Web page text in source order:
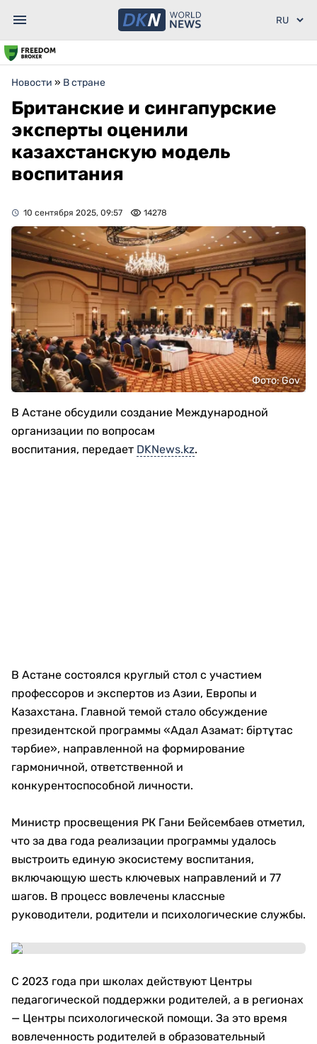
Новости » В стране
Британские и сингапурские
эксперты оценили
казахстанскую модель
воспитания
10 сентября 2025, 09:57 14278
Фото: Gov
В Астане обсудили создание Международной
организации по вопросам
воспитания, передает DKNews.kz.
В Астане состоялся круглый стол с участием
профессоров и экспертов из Азии, Европы и
Казахстана. Главной темой стало обсуждение
президентской программы «Адал Азамат: біртұтас
тәрбие», направленной на формирование
гармоничной, ответственной и
конкурентоспособной личности.
Министр просвещения РК Гани Бейсембаев отметил,
что за два года реализации программы удалось
выстроить единую экосистему воспитания,
включающую шесть ключевых направлений и 77
шагов. В процесс вовлечены классные
руководители, родители и психологические службы.
С 2023 года при школах действуют Центры
педагогической поддержки родителей, а в регионах
— Центры психологической помощи. За это время
вовлеченность родителей в образовательный